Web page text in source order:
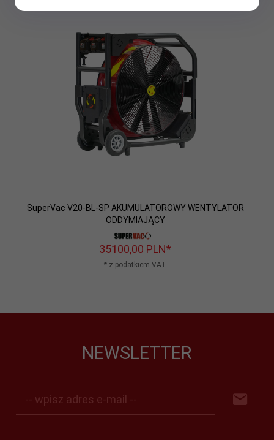
SuperVac V20-BL-SP AKUMULATOROWY WENTYLATOR
ODDYMIAJĄCY
35100,00 PLN*
* z podatkiem VAT
NEWSLETTER
-- wpisz adres e-mail --